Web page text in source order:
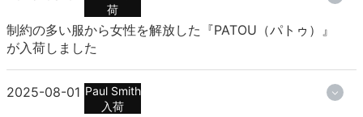
荷
制約の多い服から女性を解放した『PATOU（パトゥ）』
が入荷しました
2025-08-01 Paul Smith
入荷